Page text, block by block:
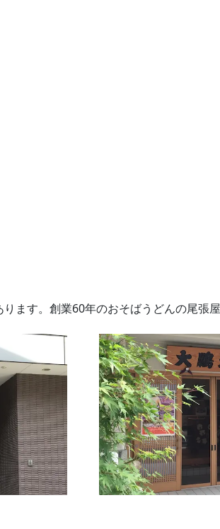
ます。創業60年のおそばうどんの尾張